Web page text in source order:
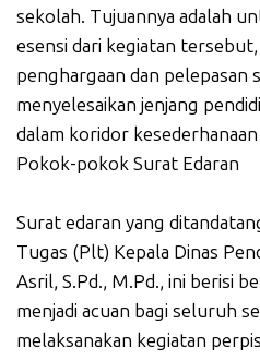
sekolah. Tujuannya adalah
esensi dari kegiatan
penghargaan dan pelepasan
menyelesaikan jenjang
dalam koridor
Pokok-pokok Surat Edaran
Surat edaran yang
Tugas (Plt) Kepala Dinas
Asril, S.Pd., M.Pd., ini berisi
menjadi acuan bagi seluruh
melaksanakan kegiatan